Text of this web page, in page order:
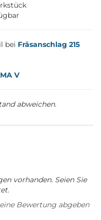
bei Fräsanschlag 215
V
abweichen.
vorhanden. Seien Sie
Bewertung abgeben